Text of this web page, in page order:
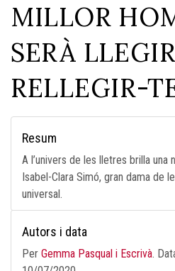
MILLOR
SERÀ
RELLEGIR-
Resum
A l’univers de les lletres brilla una
Isabel-Clara Simó, gran dama de
universal.
Autors i data
Per Gemma Pasqual i Escrivà.